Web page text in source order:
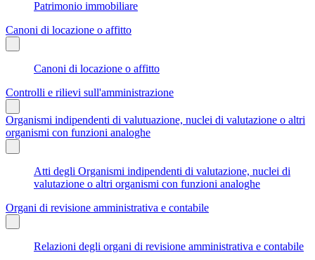
Patrimonio immobiliare
Canoni di locazione o affitto
Canoni di locazione o affitto
Controlli e rilievi sull'amministrazione
Organismi indipendenti di valutuazione, nuclei di valutazione o altri
organismi con funzioni analoghe
Atti degli Organismi indipendenti di valutazione, nuclei di
valutazione o altri organismi con funzioni analoghe
Organi di revisione amministrativa e contabile
Relazioni degli organi di revisione amministrativa e contabile